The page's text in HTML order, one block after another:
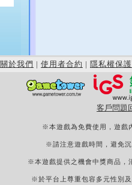
關於我們 | 使用者合約 | 隱私權保護
客戶問題
※本遊戲為免費使用，遊戲
※請注意遊戲時間，避免
※本遊戲提供之機會中獎商品，
※於平台上尊重包容多元性別